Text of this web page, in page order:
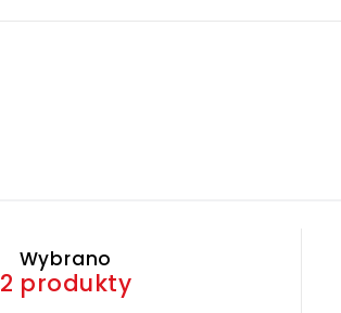
Wybrano
2 produkty